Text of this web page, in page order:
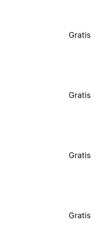
Gratis
Gratis
Gratis
Gratis